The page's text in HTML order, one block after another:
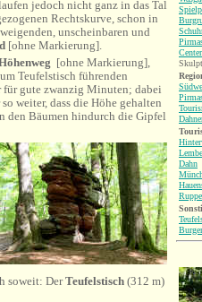
jedoch nicht ganz in das Tal
Rechtskurve, schon in
unscheinbaren und
[ohne Markierung].
[ohne Markierung],
Teufelstisch führenden
gute zwanzig Minuten; dabei
weiter, dass die Höhe gehalten
den Bäumen hindurch die Gipfel
soweit: DerTeufelstisch (312 m)
Center
Dahn